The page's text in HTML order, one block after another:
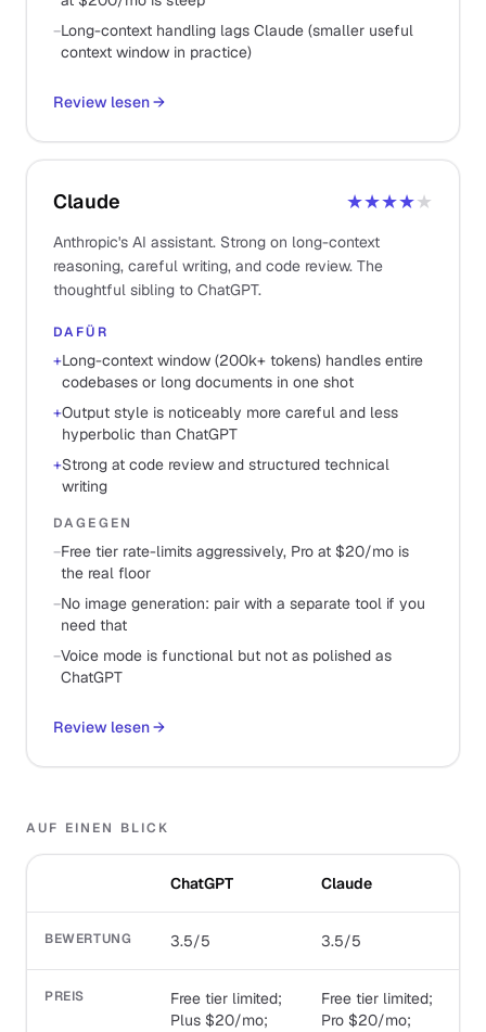
−Long-context handling lags Claude (smaller useful
context window in practice)
Review lesen→
Claude ★★★★★
Anthropic's AI assistant. Strong on long-context
reasoning, careful writing, and code review. The
thoughtful sibling to ChatGPT.
DAFÜR
+Long-context window (200k+ tokens) handles entire
codebases or long documents in one shot
+Output style is noticeably more careful and less
hyperbolic than ChatGPT
+Strong at code review and structured technical
writing
DAGEGEN
−Free tier rate-limits aggressively, Pro at $20/mo is
the real floor
−No image generation: pair with a separate tool if you
need that
−Voice mode is functional but not as polished as
ChatGPT
Review lesen→
AUF EINEN BLICK
ChatGPT Claude
BEWERTUNG 3.5/5 3.5/5
PREIS
Free tier limited;
Plus $20/mo;
Free tier limited;
Pro $20/mo;